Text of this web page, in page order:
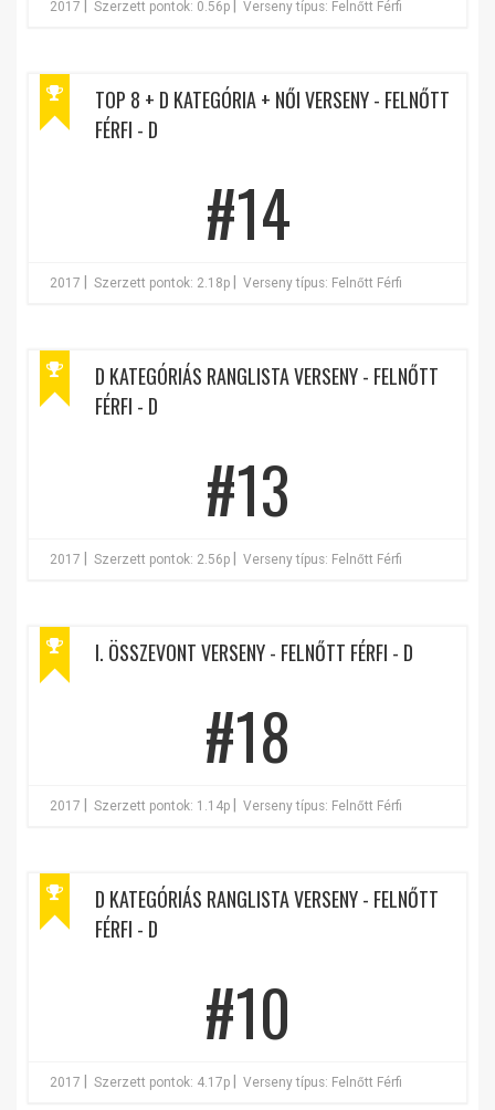
2017 Szerzett pontok: 0.56p Verseny típus: Felnőtt Férfi
TOP 8 + D KATEGÓRIA + NŐI VERSENY - FELNŐTT
FÉRFI - D
#14
2017 Szerzett pontok: 2.18p Verseny típus: Felnőtt Férfi
D KATEGÓRIÁS RANGLISTA VERSENY - FELNŐTT
FÉRFI - D
#13
2017 Szerzett pontok: 2.56p Verseny típus: Felnőtt Férfi
I. ÖSSZEVONT VERSENY - FELNŐTT FÉRFI - D
#18
2017 Szerzett pontok: 1.14p Verseny típus: Felnőtt Férfi
D KATEGÓRIÁS RANGLISTA VERSENY - FELNŐTT
FÉRFI - D
#10
2017 Szerzett pontok: 4.17p Verseny típus: Felnőtt Férfi